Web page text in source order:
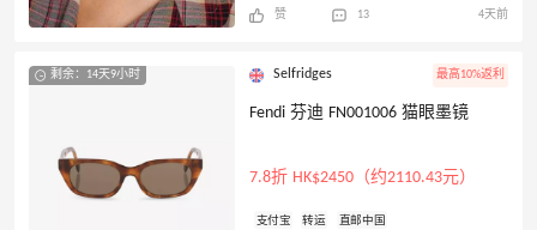
赞 13 4天前
剩余：14天9小时 Selfridges 最高10%返利
Fendi 芬迪 FN001006 猫眼墨镜
7.8折 HK$2450（约2110.43元）
支付宝 转运 直邮中国